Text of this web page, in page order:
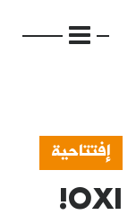
الرئيسية
إفتتاحية
OXI!